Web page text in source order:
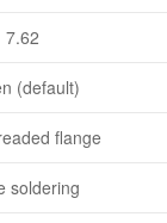
7.62
(default)
flange
soldering